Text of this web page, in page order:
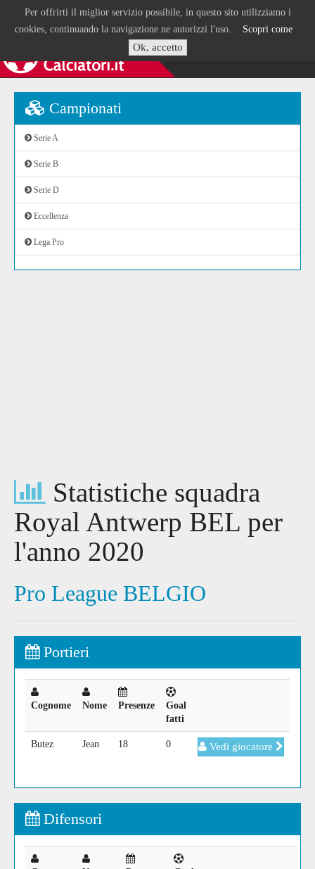
Per offrirti il miglior servizio possibile, in questo sito utilizziamo i
cookies, continuando la navigazione ne autorizzi l'uso. Scopri come
Ok, accetto
Campionati
Serie A
Serie B
Serie D
Eccellenza
Lega Pro
Statistiche squadra
Royal Antwerp BEL per
l'anno 2020
Pro League BELGIO
Portieri
Cognome Nome Presenze
Goal
fatti
Butez Jean 18 0 Vedi giocatore
Difensori